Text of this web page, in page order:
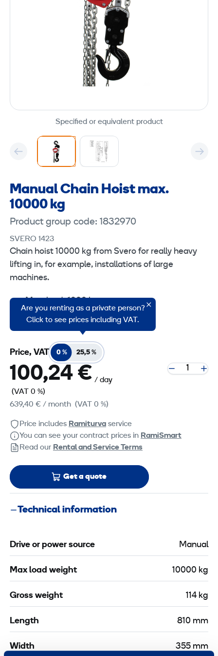
Specified or equivalent product
Manual Chain Hoist max.
10000 kg
Product group code: 1832970
SVERO 1423
Chain hoist 10000 kg from Svero for really heavy
lifting in, for example, installations of large
machines.
Max. lifting height: 10 m
Are you renting as a private person?
Click to see prices including VAT.
Price, VAT 0 % 25,5 %
100,24 € / day
(VAT 0 %)
639,40 € / month (VAT 0 %)
Price includes Ramiturva service
You can see your contract prices in RamiSmart
Read our Rental and Service Terms
Get a quote
Technical information
Drive or power source Manual
Max load weight 10000 kg
Gross weight 114 kg
Length 810 mm
Width 355 mm